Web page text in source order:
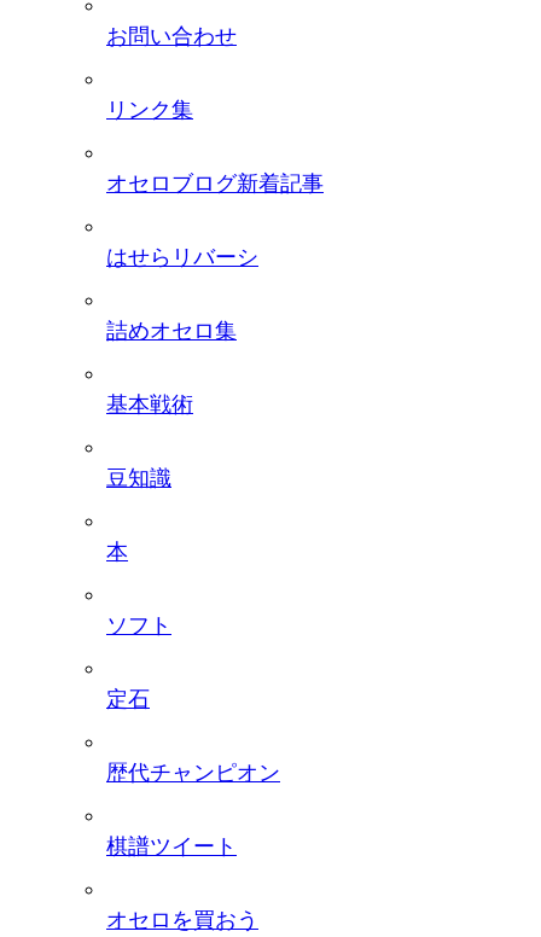
お問い合わせ
リンク集
オセロブログ新着記事
はせらリバーシ
詰めオセロ集
基本戦術
豆知識
本
ソフト
定石
歴代チャンピオン
棋譜ツイート
オセロを買おう